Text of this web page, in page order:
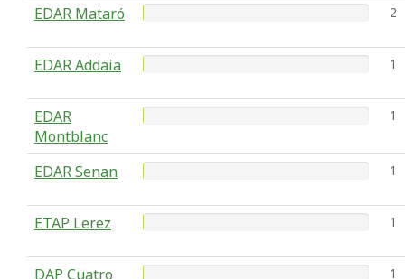
EDAR Mataró 2
EDAR Addaia 1
EDAR
Montblanc
1
EDAR Senan 1
ETAP Lerez 1
DAP Cuatro
1